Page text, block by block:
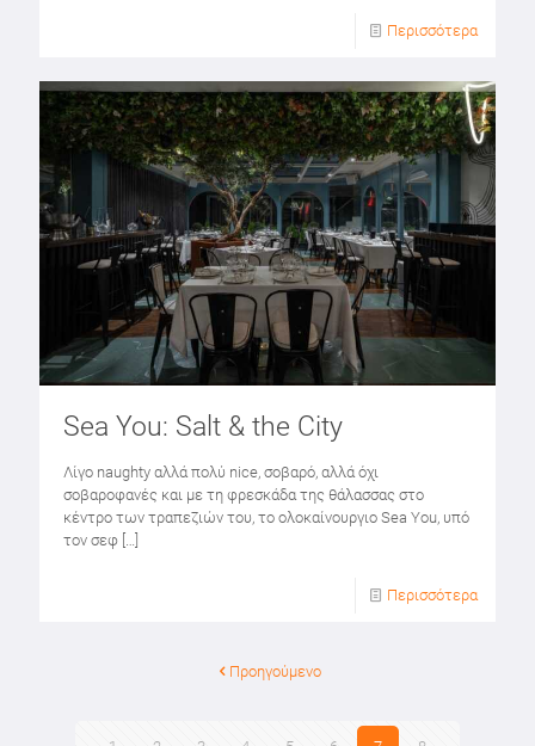
Περισσότερα
Sea You: Salt & the City
Λίγο naughty αλλά πολύ nice, σοβαρό, αλλά όχι
σοβαροφανές και με τη φρεσκάδα της θάλασσας στο
κέντρο των τραπεζιών του, το ολοκαίνουργιο Sea You, υπό
τον σεφ
Περισσότερα
Προηγούμενο